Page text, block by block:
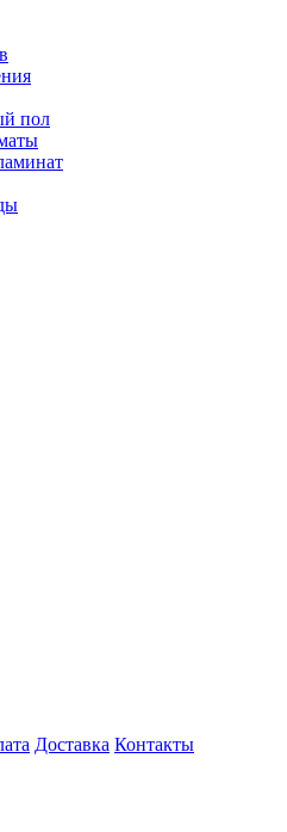
пол
Доставка Контакты